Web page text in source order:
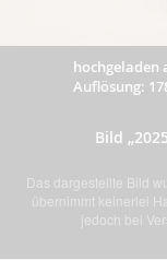
hochgeladen
Auflösung:
Bild
Das dargestellte Bild
übernimmt keinerlei
jedoch bei